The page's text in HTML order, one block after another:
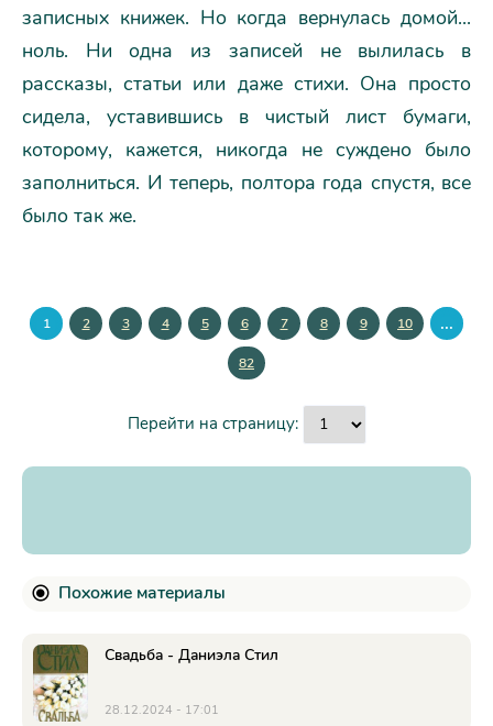
записных книжек. Но когда вернулась домой...
ноль. Ни одна из записей не вылилась в
рассказы, статьи или даже стихи. Она просто
сидела, уставившись в чистый лист бумаги,
которому, кажется, никогда не суждено было
заполниться. И теперь, полтора года спустя, все
было так же.
1 2 3 4 5 6 7 8 9 10 ...
82
Перейти на страницу:
Похожие материалы
Свадьба - Даниэла Стил
28.12.2024 - 17:01